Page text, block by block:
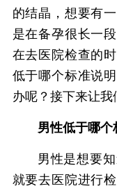
的结晶，想要有
是在备孕很长一
在去医院检查的
低于哪个标准说
办呢？接下来让我
男性低于哪个
男性是想要
就要去医院进行